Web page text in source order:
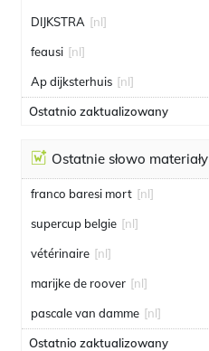
DIJKSTRA [nl]
feausi [nl]
Ap dijksterhuis [nl]
Ostatnio zaktualizowany
Ostatnie słowo materiały
franco baresi mort [nl]
supercup belgie [nl]
vétérinaire [nl]
marijke de roover [nl]
pascale van damme [nl]
Ostatnio zaktualizowany